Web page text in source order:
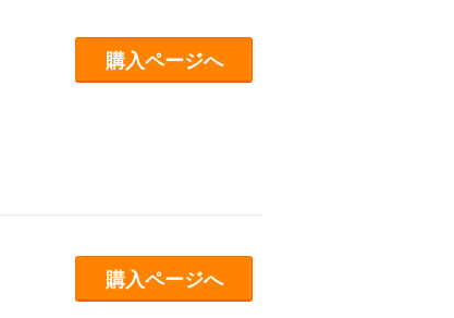
購入ページへ
購入ページへ